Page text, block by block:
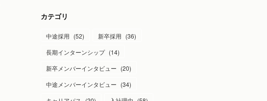
カテゴリ
中途採用 (52) 新卒採用 (36)
長期インターンシップ (14)
新卒メンバーインタビュー (20)
中途メンバーインタビュー (34)